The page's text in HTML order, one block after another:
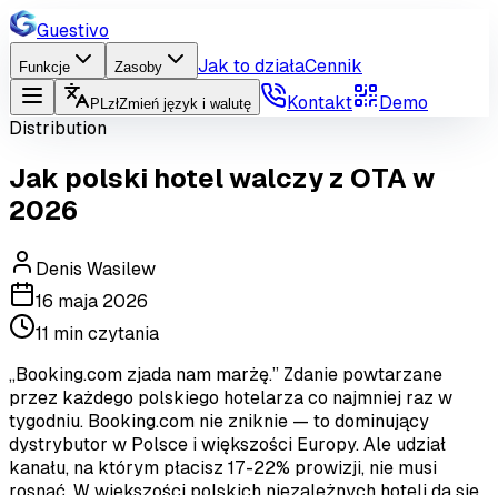
Guestivo
Funkcje Zasoby Jak to działaCennik
PLzłZmień język i walutę Kontakt
Demo
Distribution
Jak polski hotel walczy z OTA w
2026
Denis Wasilew
16 maja 2026
11 min czytania
„Booking.com zjada nam marżę.” Zdanie powtarzane
przez każdego polskiego hotelarza co najmniej raz w
tygodniu. Booking.com nie zniknie — to dominujący
dystrybutor w Polsce i większości Europy. Ale udział
kanału, na którym płacisz 17-22% prowizji, nie musi